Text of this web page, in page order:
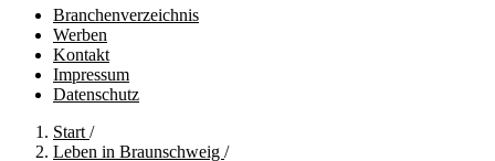
Branchenverzeichnis
Werben
Kontakt
Impressum
Datenschutz
Start /
Leben in Braunschweig /